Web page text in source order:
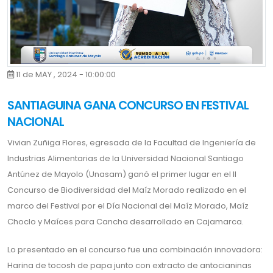
11 de MAY , 2024 - 10:00:00
SANTIAGUINA GANA CONCURSO EN FESTIVAL
NACIONAL
Vivian Zuñiga Flores, egresada de la Facultad de Ingeniería de
Industrias Alimentarias de la Universidad Nacional Santiago
Antúnez de Mayolo (Unasam) ganó el primer lugar en el II
Concurso de Biodiversidad del Maíz Morado realizado en el
marco del Festival por el Día Nacional del Maíz Morado, Maíz
Choclo y Maíces para Cancha desarrollado en Cajamarca.
Lo presentado en el concurso fue una combinación innovadora:
Harina de tocosh de papa junto con extracto de antocianinas